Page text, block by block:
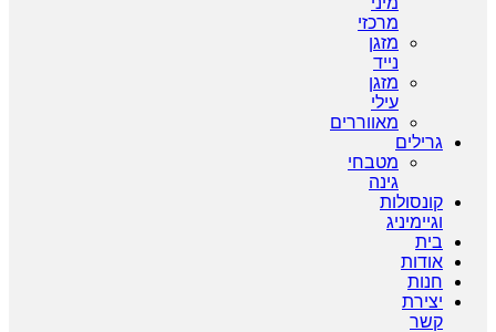
מרכזי
מזגן
נייד
מזגן
עילי
מאווררים
גרילים
מטבחי
גינה
קונסולות
וגיימיניג
בית
אודות
חנות
יצירת
קשר